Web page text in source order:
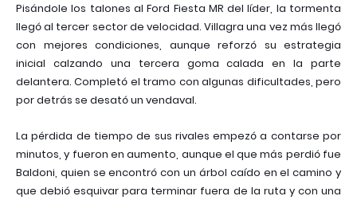
Pisándole los talones al Ford Fiesta MR del líder, la tormenta
llegó al tercer sector de velocidad. Villagra una vez más llegó
con mejores condiciones, aunque reforzó su estrategia
inicial calzando una tercera goma calada en la parte
delantera. Completó el tramo con algunas dificultades, pero
por detrás se desató un vendaval.
La pérdida de tiempo de sus rivales empezó a contarse por
minutos, y fueron en aumento, aunque el que más perdió fue
Baldoni, quien se encontró con un árbol caído en el camino y
que debió esquivar para terminar fuera de la ruta y con una